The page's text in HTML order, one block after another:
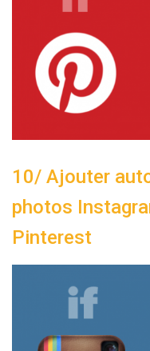
10/ Ajouter
photos
Pinterest